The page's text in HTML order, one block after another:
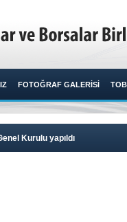
FOTOĞRAF GALERİSİ
Kurulu yapıldı